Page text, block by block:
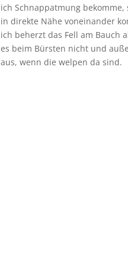
ich Schnappatmung
in direkte Nähe voneinander
ich beherzt das Fell am Bauch
es beim Bürsten nicht und
aus, wenn die welpen da sind.